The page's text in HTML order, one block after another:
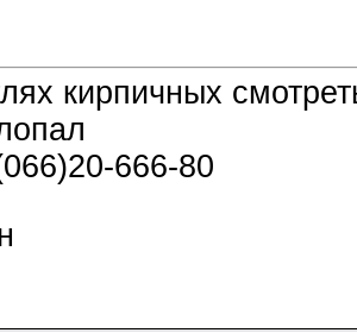
кирпичных
666-80